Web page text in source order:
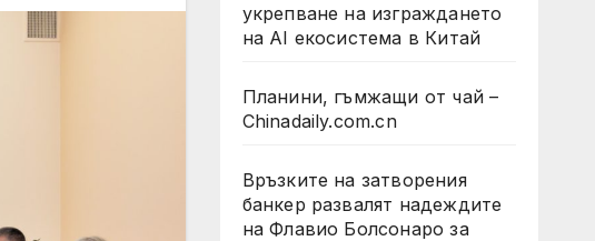
укрепване на изграждането
на AI екосистема в Китай
Планини, гъмжащи от чай –
Chinadaily.com.cn
Връзките на затворения
банкер развалят надеждите
на Флавио Болсонаро за